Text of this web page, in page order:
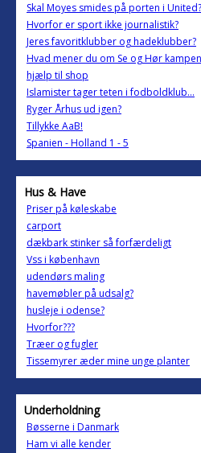
Skal Moyes smides på porten i United?
Hvorfor er sport ikke journalistik?
Jeres favoritklubber og hadeklubber?
Hvad mener du om Se og Hør kampen
hjælp til shop
Islamister tager teten i fodboldklub...
Ryger Århus ud igen?
Tillykke AaB!
Spanien - Holland 1 - 5
Hus & Have
Priser på køleskabe
carport
dækbark stinker så forfærdeligt
Vss i københavn
udendørs maling
havemøbler på udsalg?
husleje i odense?
Hvorfor???
Træer og fugler
Tissemyrer æder mine unge planter
Underholdning
Bøsserne i Danmark
Ham vi alle kender